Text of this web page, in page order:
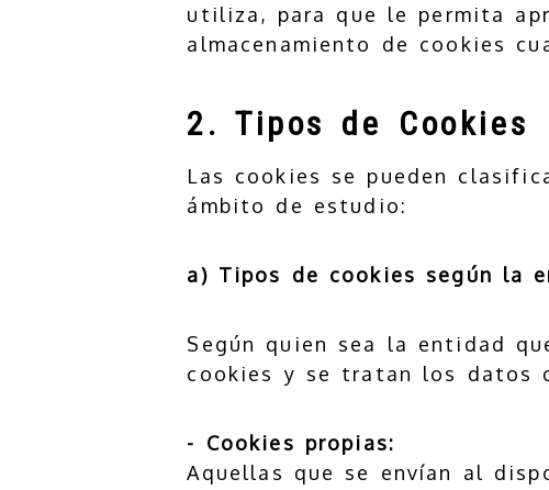
utiliza, para que le permita
almacenamiento de cookies
2. Tipos de Cookies
Las cookies se pueden
ámbito de estudio:
a) Tipos de cookies según la
Según quien sea la entidad
cookies y se tratan los datos
- Cookies propias:
Aquellas que se envían al